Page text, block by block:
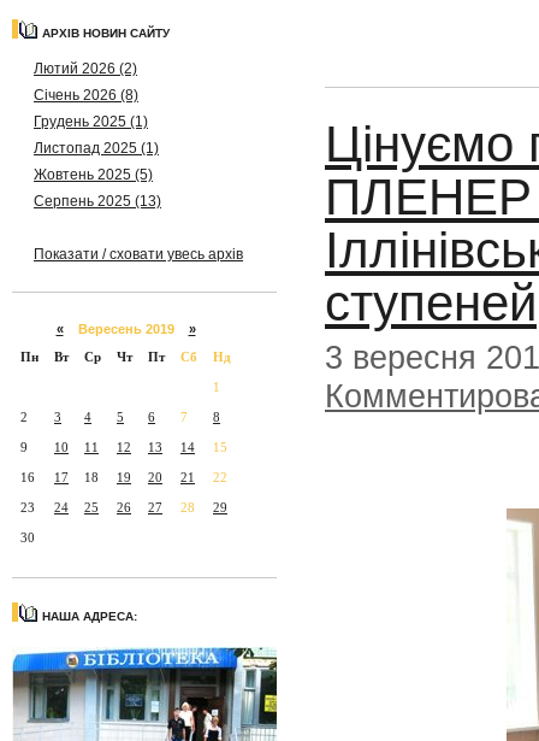
АРХІВ НОВИН САЙТУ
Лютий 2026 (2)
Січень 2026 (8)
Грудень 2025 (1)
Листопад 2025 (1)
Жовтень 2025 (5)
Серпень 2025 (13)
Показати / сховати увесь архів
«Вересень 2019 »
Пн
Вт Ср Чт Пт Сб Нд
1
2 3 4 5 6 7 8
9 10 11 12 13 14 15
16 17 18 19 20 21 22
23 24 25 26 27 28 29
30
НАША АДРЕСА:
Цінуємо
ПЛЕНЕР
ступеней
3 вересня